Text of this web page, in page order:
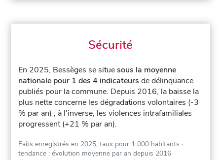
Sécurité
En 2025, Bessèges se situesous la moyenne
nationale pour 1 des 4 indicateurs de délinquance
publiés pour la commune. Depuis 2016, la baisse la
plus nette concerne les dégradations volontaires (-3
% par an) ; à l'inverse, les violences intrafamiliales
progressent (+21 % par an).
Faits enregistrés en 2025, taux pour 1 000 habitants ·
tendance : évolution moyenne par an depuis 2016